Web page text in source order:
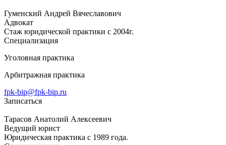
Гуменский Андрей Вячеславович
Адвокат
Стаж юридической практики с 2004г.
Специализация
Уголовная практика
Арбитражная практика
fpk-bip@fpk-bip.ru
Записаться
Тарасов Анатолий Алексеевич
Ведущий юрист
Юридическая практика с 1989 года.